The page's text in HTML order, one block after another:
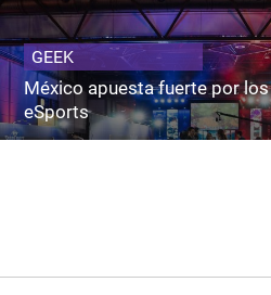
GEEK
México apuesta fuerte por los
eSports